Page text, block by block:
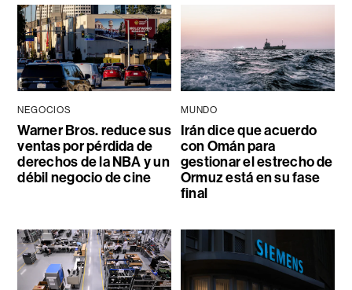
NEGOCIOS
Warner Bros. reduce sus
ventas por pérdida de
derechos de la NBA y un
débil negocio de cine
MUNDO
Irán dice que acuerdo
con Omán para
gestionar el estrecho de
Ormuz está en su fase
final